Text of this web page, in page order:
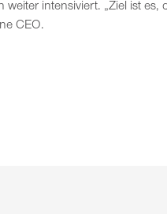
intensiviert. „Ziel ist
CEO.